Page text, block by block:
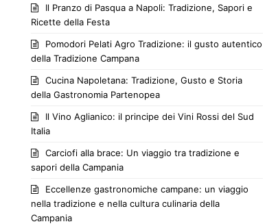
Il Pranzo di Pasqua a Napoli: Tradizione, Sapori e
Ricette della Festa
Pomodori Pelati Agro Tradizione: il gusto autentico
della Tradizione Campana
Cucina Napoletana: Tradizione, Gusto e Storia
della Gastronomia Partenopea
Il Vino Aglianico: il principe dei Vini Rossi del Sud
Italia
Carciofi alla brace: Un viaggio tra tradizione e
sapori della Campania
Eccellenze gastronomiche campane: un viaggio
nella tradizione e nella cultura culinaria della
Campania